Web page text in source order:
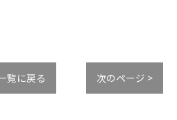
覧に戻る 次のページ >